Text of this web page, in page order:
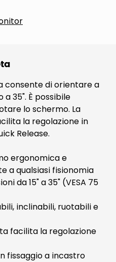
consente di orientare a
35". È possibile
lo schermo. La
la regolazione in
Release.
ergonomica e
a qualsiasi fisionomia
da 15" a 35" (VESA 75
inclinabili, ruotabili e
facilita la regolazione
fissaggio a incastro